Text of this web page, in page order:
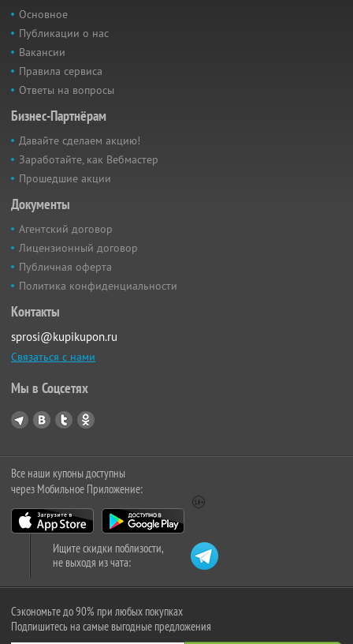
Основное
Публикации о нас
Вакансии
Правила сервиса
Ответы на вопросы
Бизнес-Партнёрам
Давайте сделаем акцию!
Заработайте, как Вебмастер
Прошедшие акции
Документы
Агентский договор
Лицензионный договор
Публичная оферта
Политика конфиденциальности
Контакты
sprosi@kupikupon.ru
Связаться с нами
Мы в Соцсетях
Все наши купоны доступны
через Мобильное Приложение:
Ищите скидки поблизости,
не выходя из чата:
Сэкономьте до 90% при любых покупках
Подпишитесь на самые выгодные предложения